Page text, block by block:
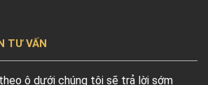
TƯ VẤN
ô dưới chúng tôi sẽ trả lời sớm